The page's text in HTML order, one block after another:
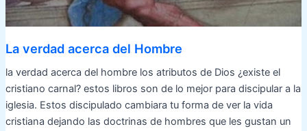
La verdad acerca del Hombre
la verdad acerca del hombre los atributos de Dios ¿existe el
cristiano carnal? estos libros son de lo mejor para discipular a la
iglesia. Estos discipulado cambiara tu forma de ver la vida
cristiana dejando las doctrinas de hombres que les gustan un